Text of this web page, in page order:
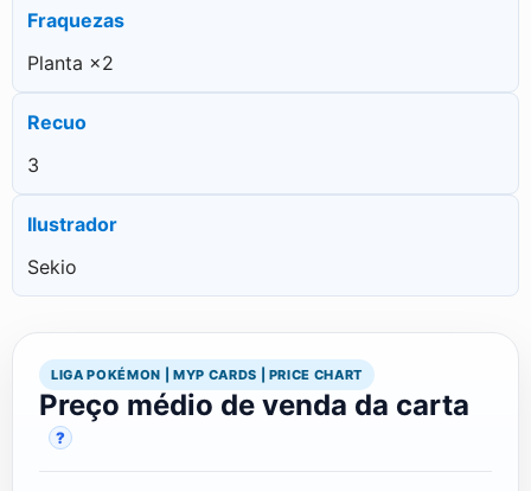
Fraquezas
Planta ×2
Recuo
3
Ilustrador
Sekio
LIGA POKÉMON | MYP CARDS | PRICE CHART
Preço médio de venda da carta
?